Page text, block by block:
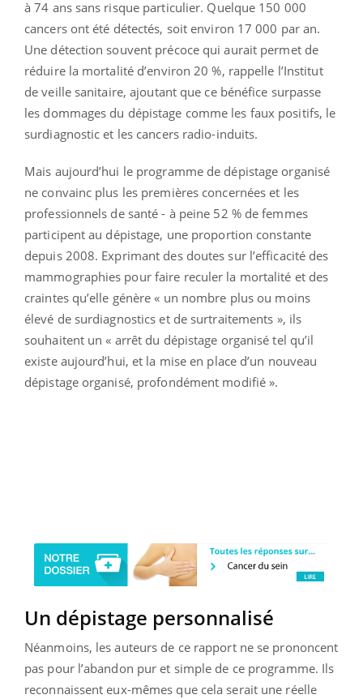
à 74 ans sans risque particulier. Quelque 150 000
cancers ont été détectés, soit environ 17 000 par an.
Une détection souvent précoce qui aurait permet de
réduire la mortalité d’environ 20 %, rappelle l’Institut
de veille sanitaire, ajoutant que ce bénéfice surpasse
les dommages du dépistage comme les faux positifs, le
surdiagnostic et les cancers radio-induits.
Mais aujourd’hui le programme de dépistage organisé
ne convainc plus les premières concernées et les
professionnels de santé - à peine 52 % de femmes
participent au dépistage, une proportion constante
depuis 2008. Exprimant des doutes sur l’efficacité des
mammographies pour faire reculer la mortalité et des
craintes qu’elle génère « un nombre plus ou moins
élevé de surdiagnostics et de surtraitements », ils
souhaitent un « arrêt du dépistage organisé tel qu’il
existe aujourd’hui, et la mise en place d’un nouveau
dépistage organisé, profondément modifié ».
Un dépistage personnalisé
Néanmoins, les auteurs de ce rapport ne se prononcent
pas pour l’abandon pur et simple de ce programme. Ils
reconnaissent eux-mêmes que cela serait une réelle